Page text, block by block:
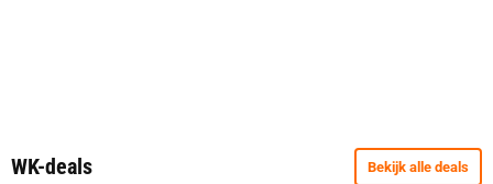
WK-deals Bekijk alle deals